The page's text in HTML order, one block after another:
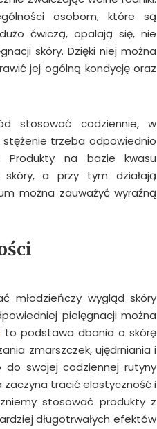
osobom, które są
ćwiczą, opalają się, nie
skóry. Dzięki niej można
jej ogólną kondycję oraz
stosować codziennie, w
trzeba odpowiednio
na bazie kwasu
skóry, a przy tym działają
można zauważyć wyraźną
młodzieńczy wygląd skóry
pielęgnacji można
to podstawa dbania o skórę
zmarszczek, ujędrniania i
do swojej codziennej rutyny
zaczyna tracić elastyczność i
stosować produkty z
długotrwałych efektów